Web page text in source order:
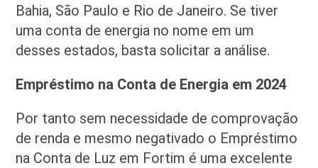
Bahia, São Paulo e Rio de Janeiro. Se tiver
uma conta de energia no nome em um
desses estados, basta solicitar a análise.
Empréstimo na Conta de Energia em 2024
Por tanto sem necessidade de comprovação
de renda e mesmo negativado o Empréstimo
na Conta de Luz em Fortim é uma excelente